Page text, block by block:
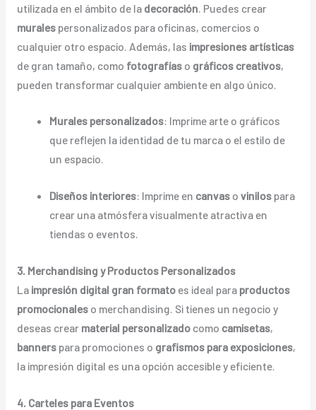
utilizada en el ámbito de la decoración . Puedes crear
muralespersonalizados para oficinas, comercios o
cualquier otro espacio. Además, las impresiones artísticas
de gran tamaño, como fotografíaso gráficos creativos,
pueden transformar cualquier ambiente en algo único.
Murales personalizados: Imprime arte o gráficos
que reflejen la identidad de tu marca o el estilo de
un espacio.
Diseños interiores: Imprime en canvas ovinilos para
crear una atmósfera visualmente atractiva en
tiendas o eventos.
3. Merchandising y Productos Personalizados
La impresión digital gran formatoes ideal para productos
promocionaleso merchandising. Si tienes un negocio y
deseas crear material personalizadocomo camisetas,
bannerspara promociones o grafismos para exposiciones,
la impresión digital es una opción accesible y eficiente.
4. Carteles para Eventos